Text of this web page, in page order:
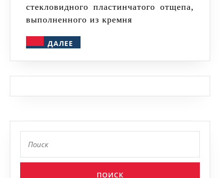
стекловидного пластинчатого отщепа,
выполненного из кремня
ДАЛЕЕ